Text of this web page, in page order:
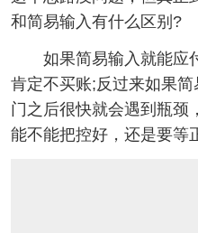
和简易输入有什么区别?
如果简易输入就能应
肯定不买账;反过来如果
门之后很快就会遇到瓶颈
能不能把控好，还是要等